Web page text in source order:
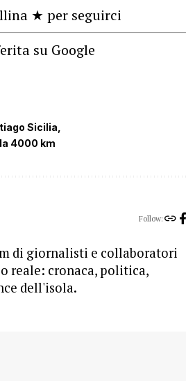
★ per seguirci
su Google
Sicilia
4000 km
Follow:
di giornalisti e collaboratori
reale: cronaca, politica,
dell'isola.